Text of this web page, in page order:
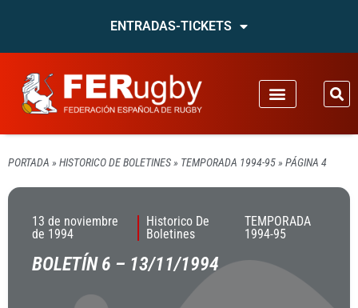
ENTRADAS-TICKETS
PORTADA » HISTORICO DE BOLETINES» TEMPORADA 1994-95» PÁGINA 4
13 de noviembre
de 1994
Historico De
Boletines
TEMPORADA
1994-95
BOLETÍN 6 – 13/11/1994